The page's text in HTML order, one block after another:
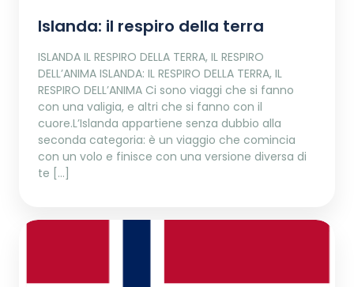
Islanda: il respiro della terra
ISLANDA IL RESPIRO DELLA TERRA, IL RESPIRO
DELL’ANIMA ISLANDA: IL RESPIRO DELLA TERRA, IL
RESPIRO DELL’ANIMA Ci sono viaggi che si fanno
con una valigia, e altri che si fanno con il
cuore.L’Islanda appartiene senza dubbio alla
seconda categoria: è un viaggio che comincia
con un volo e finisce con una versione diversa di
te […]